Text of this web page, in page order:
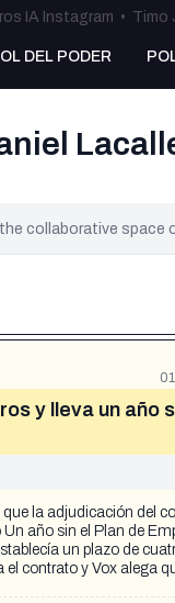
IA Instagram • Timo
DEL PODER
collaborative space
y lleva un año
que la adjudicación del
año sin el Plan de
un plazo de
contrato y Vox alega